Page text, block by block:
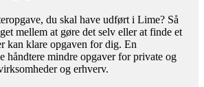
du skal have udført i Lime? Så
mellem at gøre det selv eller at finde et
kan klare opgaven for dig. En
håndtere mindre opgaver for private og
og erhverv.